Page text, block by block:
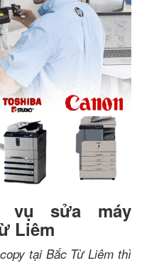
vụ sửa máy
Liêm
tại Bắc Từ Liêm thì